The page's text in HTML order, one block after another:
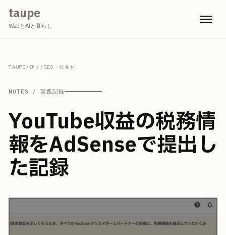
taupe
WebとAIと暮らし
TAUPE/残す/ SEO・収益化
NOTES / 実践記録
YouTube収益の税務情
報をAdSenseで提出し
た記録